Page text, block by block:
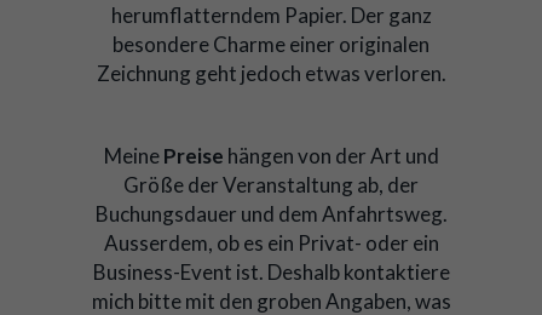
herumflatterndem Papier. Der ganz
besondere Charme einer originalen
Zeichnung geht jedoch etwas verloren.
MeinePreise hängen von der Art und
Größe der Veranstaltung ab, der
Buchungsdauer und dem Anfahrtsweg.
Ausserdem, ob es ein Privat- oder ein
Business-Event ist. Deshalbkontaktiere
mich bitte mit den groben Angaben, was